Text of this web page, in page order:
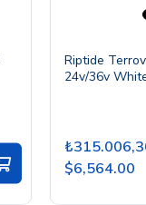
Riptide
24v/36v
$6,564.00